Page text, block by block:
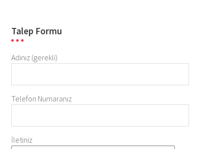
Talep Formu
Adınız (gerekli)
Telefon Numaranız
İletiniz